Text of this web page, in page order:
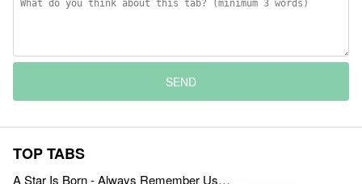
SEND
TOP TABS
A Star Is Born - Always Remember Us This Way